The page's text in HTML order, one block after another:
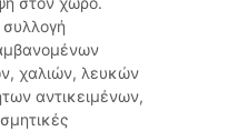
συλλογή
χαλιών, λευκών
αντικειμένων,